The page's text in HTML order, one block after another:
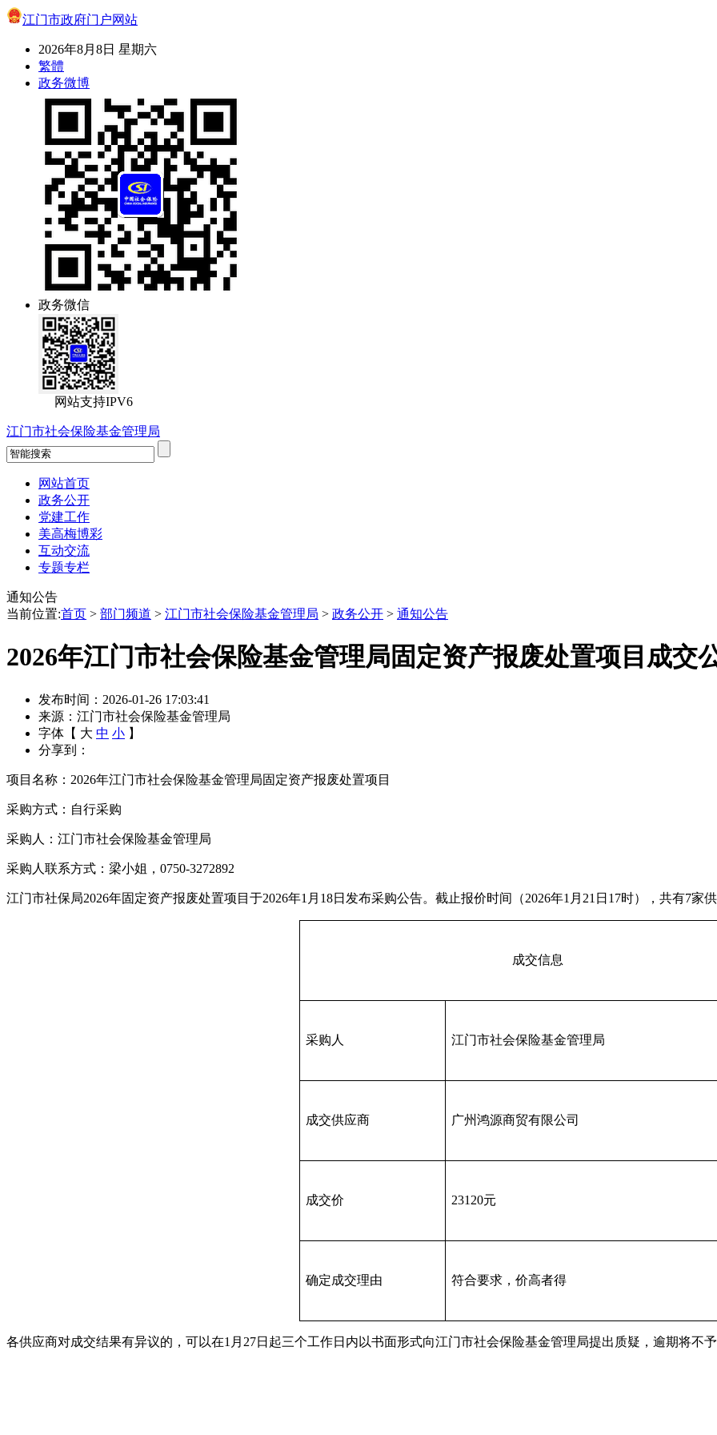
江门市政府门户网站
2026年8月8日 星期六
繁體
政务微博
政务微信
网站支持IPV6
江门市社会保险基金管理局
网站首页
政务公开
党建工作
美高梅博彩
互动交流
专题专栏
通知公告
当前位置:首页 > 部门频道 > 江门市社会保险基金管理局 > 政务公开 > 通知公告
2026年江门市社会保险基金管理局固定资产报废处置项目成交
发布时间：2026-01-26 17:03:41
来源：江门市社会保险基金管理局
字体【 大 中 小 】
分享到：
项目名称：2026年江门市社会保险基金管理局固定资产报废处置项目
采购方式：自行采购
采购人：江门市社会保险基金管理局
采购人联系方式：梁小姐，0750-3272892
江门市社保局2026年固定资产报废处置项目于2026年1月18日发布采购公告。截止报价时间（2026年1月21日17时），共有7家
成交信息
采购人 江门市社会保险基金管理局
成交供应商 广州鸿源商贸有限公司
成交价 23120元
确定成交理由 符合要求，价高者得
各供应商对成交结果有异议的，可以在1月27日起三个工作日内以书面形式向江门市社会保险基金管理局提出质疑，逾期将不